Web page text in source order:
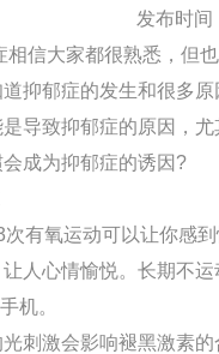
发布时间
大家都很熟悉，但也
道抑郁症的发生和很多
是导致抑郁症的原因，尤
成为抑郁症的诱因?
氧运动可以让你感到
人心情愉悦。长期不运
机。
激会影响褪黑激素的
擅长： 对失眠、抑郁症
症、精神障碍、躁狂症、
衰弱、心理障碍等精神心